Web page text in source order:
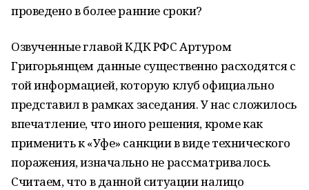
проведено в более ранние сроки?
Озвученные главой КДК РФС Артуром
Григорьянцем данные существенно расходятся с
той информацией, которую клуб официально
представил в рамках заседания. У нас сложилось
впечатление, что иного решения, кроме как
применить к «Уфе» санкции в виде технического
поражения, изначально не рассматривалось.
Считаем, что в данной ситуации налицо